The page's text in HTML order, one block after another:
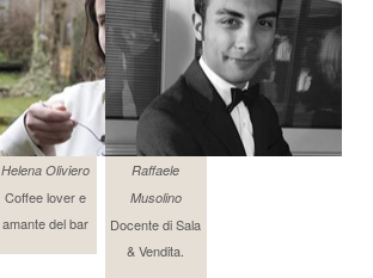
Helena Oliviero
Coffee lover e
amante del bar
Raffaele
Musolino
Docente di Sala
& Vendita.